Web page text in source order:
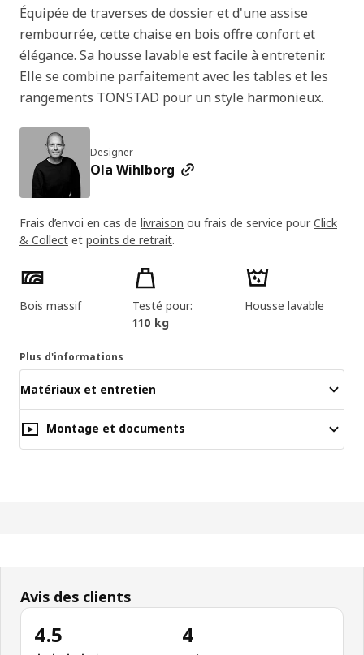
Équipée de traverses de dossier et d'une assise
rembourrée, cette chaise en bois offre confort et
élégance. Sa housse lavable est facile à entretenir.
Elle se combine parfaitement avec les tables et les
rangements TONSTAD pour un style harmonieux.
Designer
Ola Wihlborg
Frais d’envoi en cas de livraison ou frais de service pour Click
& Collect et points de retrait.
Caractéristiques du produit
Bois massif
Testé pour:
110 kg
Housse lavable
Plus d'informations
Matériaux et entretien
Montage et documents
Avis des clients
4.5 4